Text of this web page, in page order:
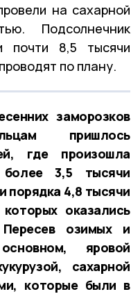
на сахарной
Подсолнечник
почти 8,5 тысячи
по плану.
заморозков
пришлось
где произошла
3,5 тысячи
порядка 4,8 тысячи
оказались
озимых и
яровой
сахарной
которые были в